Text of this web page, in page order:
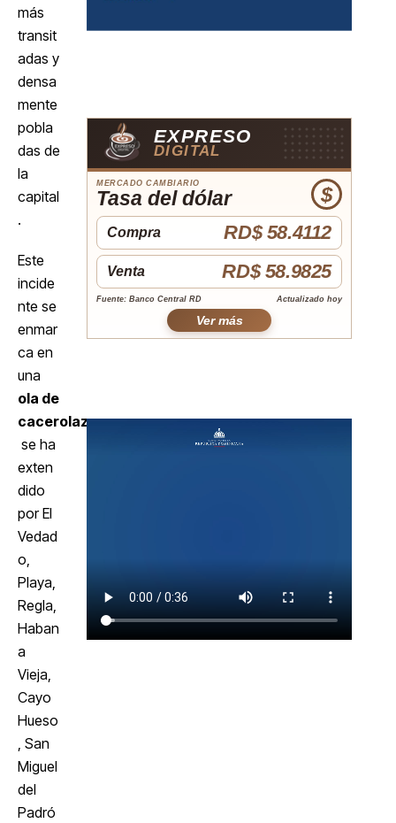
más
transit
adas y
densa
mente
pobla
das de
la
capital
.
Este
incide
nte se
enmar
ca en
una
ola de
cacerolazos
se ha
exten
dido
por El
Vedad
o,
Playa,
Regla,
Haban
a
Vieja,
Cayo
Hueso
, San
Miguel
del
Padró
EXPRESO
DIGITAL
MERCADO CAMBIARIO
Tasa del dólar $
Compra RD$ 58.4112
Venta RD$ 58.9825
Fuente: Banco Central RD Actualizado hoy
Ver más